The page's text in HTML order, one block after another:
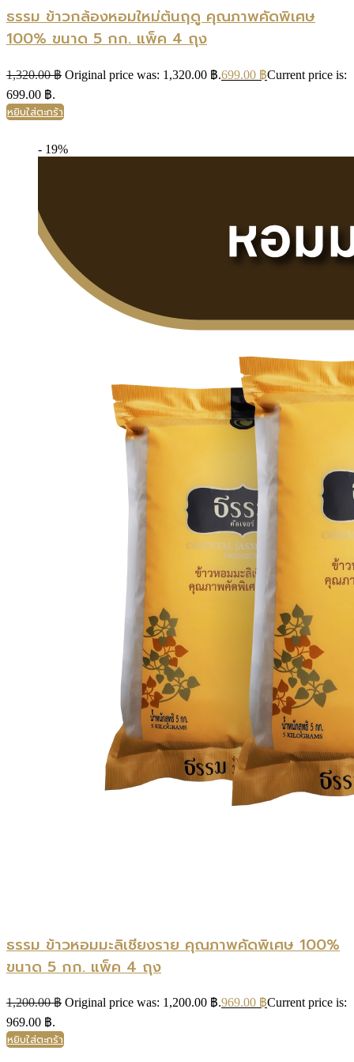
ธรรม ข้าวกล้องหอมใหม่ต้นฤดู คุณภาพคัดพิเศษ
100% ขนาด 5 กก. แพ็ค 4 ถุง
1,320.00฿ Original price was: 1,320.00 ฿.699.00 ฿Current price is:
699.00 ฿.
หยิบใส่ตะกร้า
- 19%
ธรรม ข้าวหอมมะลิเชียงราย คุณภาพคัดพิเศษ 100%
ขนาด 5 กก. แพ็ค 4 ถุง
1,200.00฿ Original price was: 1,200.00 ฿.969.00 ฿Current price is:
969.00 ฿.
หยิบใส่ตะกร้า